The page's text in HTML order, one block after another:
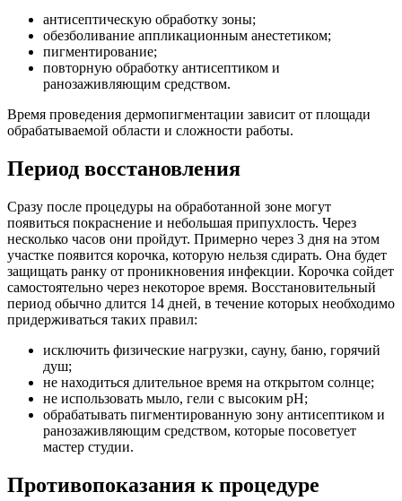
антисептическую обработку зоны;
обезболивание аппликационным анестетиком;
пигментирование;
повторную обработку антисептиком и
ранозаживляющим средством.
Время проведения дермопигментации зависит от площади
обрабатываемой области и сложности работы.
Период восстановления
Сразу после процедуры на обработанной зоне могут
появиться покраснение и небольшая припухлость. Через
несколько часов они пройдут. Примерно через 3 дня на этом
участке появится корочка, которую нельзя сдирать. Она будет
защищать ранку от проникновения инфекции. Корочка сойдет
самостоятельно через некоторое время. Восстановительный
период обычно длится 14 дней, в течение которых необходимо
придерживаться таких правил:
исключить физические нагрузки, сауну, баню, горячий
душ;
не находиться длительное время на открытом солнце;
не использовать мыло, гели с высоким рН;
обрабатывать пигментированную зону антисептиком и
ранозаживляющим средством, которые посоветует
мастер студии.
Противопоказания к процедуре